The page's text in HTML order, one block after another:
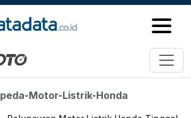
Listrik Honda
Motor-Listrik-Honda